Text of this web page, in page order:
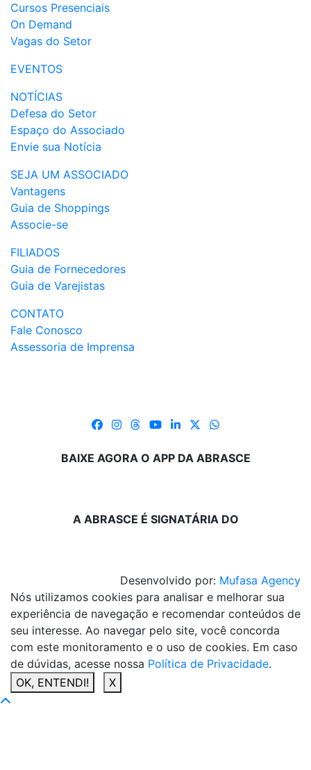
Cursos Presenciais
On Demand
Vagas do Setor
EVENTOS
NOTÍCIAS
Defesa do Setor
Espaço do Associado
Envie sua Notícia
SEJA UM ASSOCIADO
Vantagens
Guia de Shoppings
Associe-se
FILIADOS
Guia de Fornecedores
Guia de Varejistas
CONTATO
Fale Conosco
Assessoria de Imprensa
BAIXE AGORA O APP DA ABRASCE
A ABRASCE É SIGNATÁRIA DO
Desenvolvido por: Mufasa Agency
Nós utilizamos cookies para analisar e melhorar sua
experiência de navegação e recomendar conteúdos de
seu interesse. Ao navegar pelo site, você concorda
com este monitoramento e o uso de cookies. Em caso
de dúvidas, acesse nossa Política de Privacidade.
OK, ENTENDI!
X